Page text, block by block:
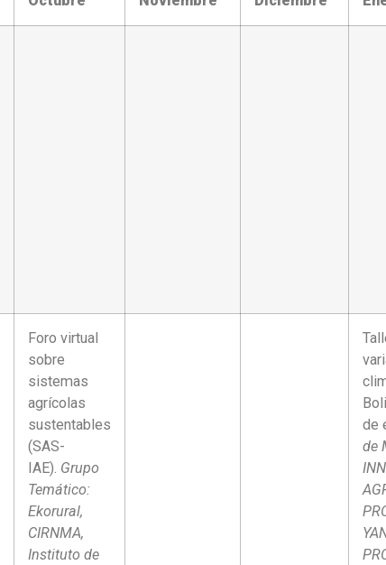
Foro virtual
sobre
sistemas
agrícolas
sustentables
(SAS-
IAE). Grupo
Temático:
Ekorural,
CIRNMA,
Instituto de
de
de